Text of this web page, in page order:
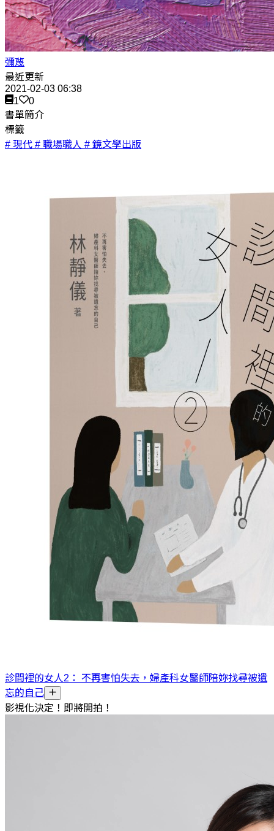
彌蔑
最近更新
2021-02-03 06:38
1
0
書單簡介
標籤
# 現代 # 職場職人 # 鏡文學出版
診間裡的女人2： 不再害怕失去，婦產科女醫師陪妳找尋被遺
忘的自己
影視化決定！即將開拍！